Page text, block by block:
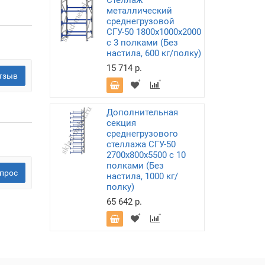
металлический
среднегрузовой
СГУ-50 1800х1000х2000
с 3 полками (Без
настила, 600 кг/полку)
15 714 р.
Дополнительная
секция
среднегрузового
стеллажа СГУ-50
2700х800х5500 с 10
полками (Без
настила, 1000 кг/
полку)
65 642 р.